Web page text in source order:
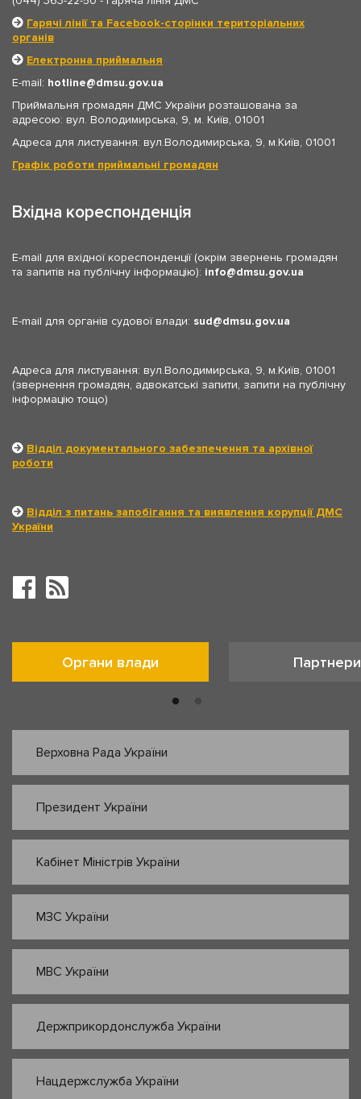
Гарячі лінії та Facebook-сторінки територіальних
органів
Електронна приймальня
E-mail: hotline
dmsu.gov.ua
Приймальня громадян ДМС України розташована за
адресою: вул. Володимирська, 9, м. Київ, 01001
Адреса для листування: вул.Володимирська, 9, м.Київ, 01001
Графік роботи приймальні громадян
Вхідна кореспонденція
E-mail для вхідної кореспонденції (окрім звернень громадян
та запитів на публічну інформацію): info dmsu.gov.ua
E-mail для органів судової влади: sud dmsu.gov.ua
Адреса для листування: вул.Володимирська, 9, м.Київ, 01001
(звернення громадян, адвокатські запити, запити на публічну
інформацію тощо)
Відділ документального забезпечення та архівної
роботи
Відділ з питань запобігання та виявлення корупції ДМС
України
Органи влади Партнери
Верховна Рада України
Президент України
Кабінет Міністрів України
МЗС України
МВС України
Держприкордонслужба України
Нацдержслужба України